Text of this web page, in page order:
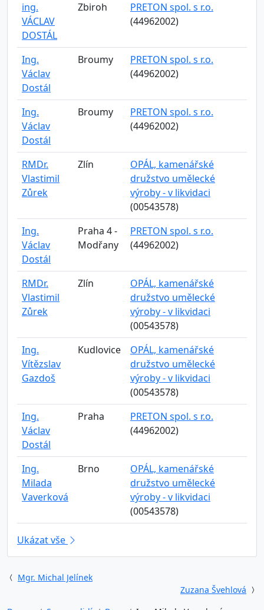
ing.
VÁCLAV
DOSTÁL
Zbiroh
PRETON spol. s r.o.
(44962002)
Ing.
Václav
Dostál
Broumy
PRETON spol. s r.o.
(44962002)
Ing.
Václav
Dostál
Broumy
PRETON spol. s r.o.
(44962002)
RMDr.
Vlastimil
Zůrek
Zlín
OPÁL, kamenářské
družstvo umělecké
výroby - v likvidaci
(00543578)
Ing.
Václav
Dostál
Praha 4 -
Modřany
PRETON spol. s r.o.
(44962002)
RMDr.
Vlastimil
Zůrek
Zlín
OPÁL, kamenářské
družstvo umělecké
výroby - v likvidaci
(00543578)
Ing.
Vítězslav
Gazdoš
Kudlovice
OPÁL, kamenářské
družstvo umělecké
výroby - v likvidaci
(00543578)
Ing.
Václav
Dostál
Praha
PRETON spol. s r.o.
(44962002)
Ing.
Milada
Vaverková
Brno
OPÁL, kamenářské
družstvo umělecké
výroby - v likvidaci
(00543578)
Ukázat vše
Mgr. Michal Jelínek
Zuzana Švehlová